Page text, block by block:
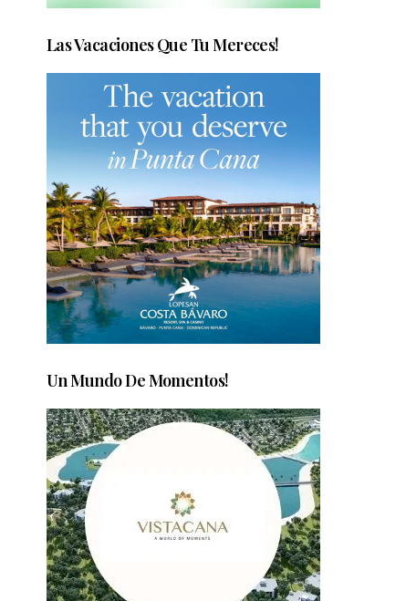
Las Vacaciones Que Tu Mereces!
Un Mundo De Momentos!